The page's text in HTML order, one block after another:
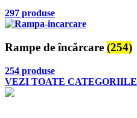
297 produse
Rampe de încărcare (254)
254 produse
VEZI TOATE CATEGORIILE